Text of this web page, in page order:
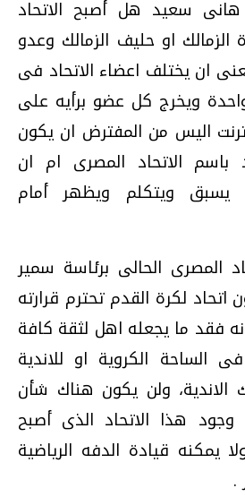
سعيد هل أصبح الاتحاد
او حليف الزمالك وعدو
ان يختلف اعضاء الاتحاد فى
ويخرج كل عضو برأيه على
اليس من المفترض ان يكون
الاتحاد المصرى ام ان
يسبق ويتكلم ويظهر أمام
المصرى الحالى برئاسة سمير
اتحاد لكرة القدم تحترم قرارته
فقد ما يجعله اهل لثقة كافة
الساحة الكروية او للاندية
الاندية، ولن يكون هناك شأن
هذا الاتحاد الذى أصبح
يمكنه قيادة الدفه الرياضية
.